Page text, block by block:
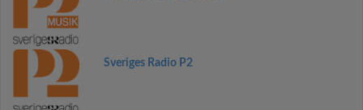
Sveriges Radio P2